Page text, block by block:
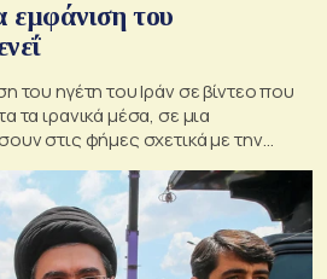
του
του ηγέτη του Ιράν σε βίντεο που
τα ιρανικά μέσα, σε μια
στις φήμες σχετικά με την